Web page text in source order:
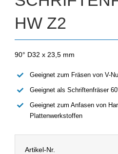
HW Z2
90° D32 x 23,5 mm
Geeignet zum Fräsen von V-
Geeignet als Schriftenfräser
Geeignet zum Anfasen von
Plattenwerkstoffen
Artikel-Nr.